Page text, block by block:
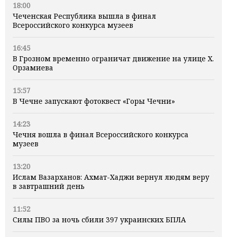
18:00
Чеченская Республика вышла в финал
Всероссийского конкурса музеев
16:45
В Грозном временно ограничат движение на улице Х.
Орзамиева
15:57
В Чечне запускают фотоквест «Горы Чечни»
14:23
Чечня вошла в финал Всероссийского конкурса
музеев
13:20
Ислам Вазарханов: Ахмат-Хаджи вернул людям веру
в завтрашний день
11:52
Силы ПВО за ночь сбили 397 украинских БПЛА